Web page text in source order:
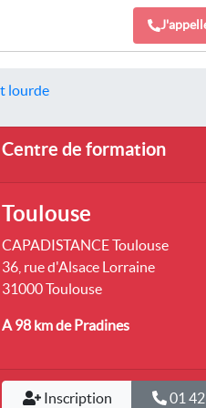
lourde
Centre de formation
Toulouse
CAPADISTANCE Toulouse
36, rue d'Alsace Lorraine
31000 Toulouse
A 98 kmde Pradines
Inscription 01 42